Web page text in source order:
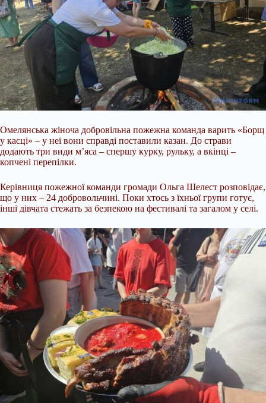
Омелянська жіноча добровільна пожежна команда варить «Борщ
у касці» – у неї вони справді поставили казан. До страви
додають три види м’яса – спершу курку, рульку, а вкінці –
копчені перепілки.
Керівниця пожежної команди громади Ольга Шелест розповідає,
що у них – 24 добровольчині. Поки хтось з їхньої групи готує,
інші дівчата стежать за безпекою на фестивалі та загалом у селі.